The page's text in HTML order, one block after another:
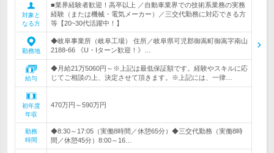
対象と
なる方
■業界経験者歓迎！高卒以上 ／自動車業界での技術系業務の実務
経験（または機械・電気メーカー）／三交代勤務に対応できる方
等【20~30代活躍中！】
勤務地
◆岐阜事業所（岐阜工場） 住所／岐阜県可児郡御嵩町御嵩字南山
2188-66 《U・Iターン歓迎！》…
給与
◆月給21万5060円～※上記は最低保証額です。経験やスキルに応
じてご相談の上、決定させて頂きます。※上記には、一律…
初年度
年収
470万円～590万円
勤務
時間
◆8:30～17:05（実働8時間／休憩65分）◆三交代勤務（実働8時
間／休憩45分）8:00～16…